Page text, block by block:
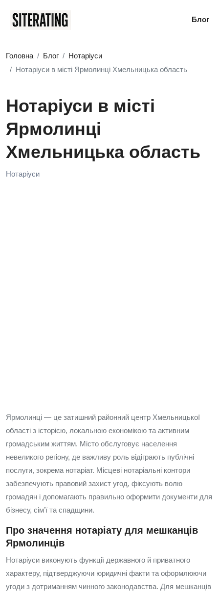
Блог
Головна Блог
Нотаріуси
Нотаріуси в місті Ярмолинці Хмельницька область
Нотаріуси в місті
Ярмолинці
Хмельницька область
Нотаріуси
Ярмолинці — це затишний районний центр Хмельницької
області з історією, локальною економікою та активним
громадським життям. Місто обслуговує населення
невеликого регіону, де важливу роль відіграють публічні
послуги, зокрема нотаріат. Місцеві нотаріальні контори
забезпечують правовий захист угод, фіксують волю
громадян і допомагають правильно оформити документи для
бізнесу, сім’ї та спадщини.
Про значення нотаріату для мешканців
Ярмолинців
Нотаріуси виконують функції державного й приватного
характеру, підтверджуючи юридичні факти та оформлюючи
угоди з дотриманням чинного законодавства. Для мешканців